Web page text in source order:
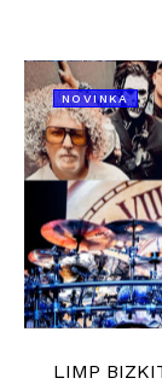
NOVINKA
LIMP